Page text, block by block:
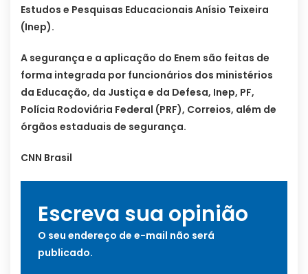
Estudos e Pesquisas Educacionais Anísio Teixeira
(Inep).
A segurança e a aplicação do Enem são feitas de
forma integrada por funcionários dos ministérios
da Educação, da Justiça e da Defesa, Inep, PF,
Polícia Rodoviária Federal (PRF), Correios, além de
órgãos estaduais de segurança.
CNN Brasil
Escreva sua opinião
O seu endereço de e-mail não será
publicado.